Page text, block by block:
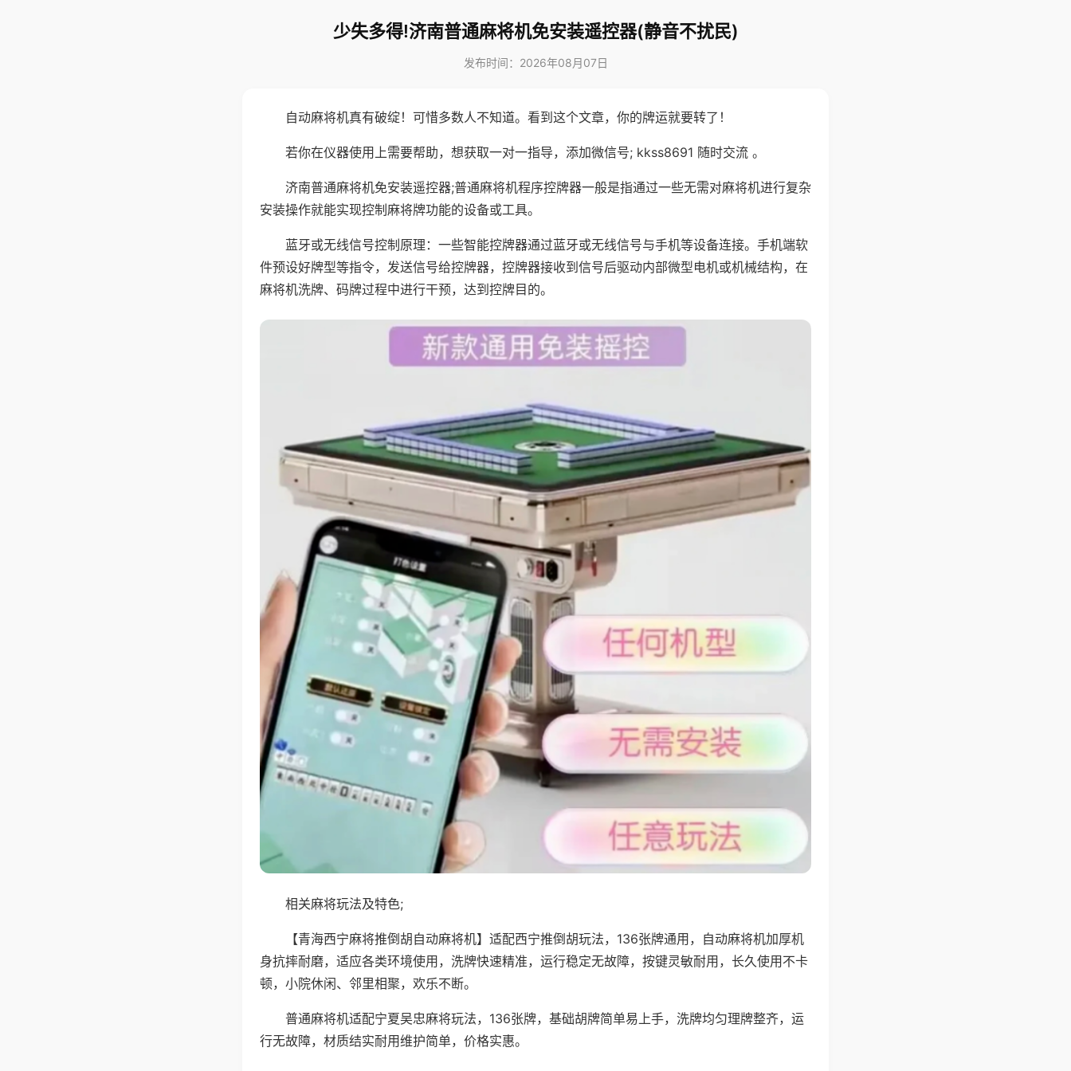
少失多得!济南普通麻将机免安装遥控器(静音不扰民)
发布时间：2026年08月07日
自动麻将机真有破绽！可惜多数人不知道。看到这个文章，你的牌运就要转了！
若你在仪器使用上需要帮助，想获取一对一指导，添加微信号; kkss8691 随时交流 。
济南普通麻将机免安装遥控器;普通麻将机程序控牌器一般是指通过一些无需对麻将机进行复杂
安装操作就能实现控制麻将牌功能的设备或工具。
蓝牙或无线信号控制原理：一些智能控牌器通过蓝牙或无线信号与手机等设备连接。手机端软
件预设好牌型等指令，发送信号给控牌器，控牌器接收到信号后驱动内部微型电机或机械结构，在
麻将机洗牌、码牌过程中进行干预，达到控牌目的。
相关麻将玩法及特色;
【青海西宁麻将推倒胡自动麻将机】适配西宁推倒胡玩法，136张牌通用，自动麻将机加厚机
身抗摔耐磨，适应各类环境使用，洗牌快速精准，运行稳定无故障，按键灵敏耐用，长久使用不卡
顿，小院休闲、邻里相聚，欢乐不断。
普通麻将机适配宁夏吴忠麻将玩法，136张牌，基础胡牌简单易上手，洗牌均匀理牌整齐，运
行无故障，材质结实耐用维护简单，价格实惠。